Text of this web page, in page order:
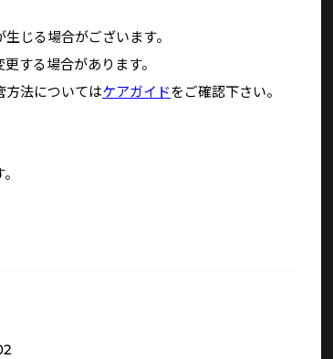
じる場合がございます。
する場合があります。
法についてはケアガイドをご確認下さい。